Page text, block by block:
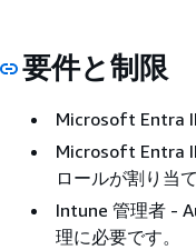
要件と制限
Microsoft Entra
Microsoft Entra
ロールが割り当
Intune 管理者 -
理に必要です。